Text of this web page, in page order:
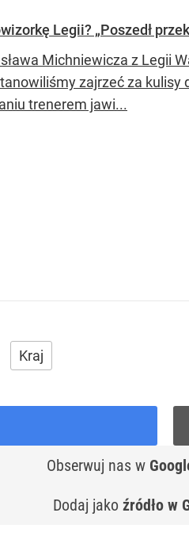
Legii? „Poszedł
Michniewicza z Legii
zajrzeć za kulisy
trenerem jawi...
Kraj
Obserwuj nas w
Dodaj jako źródło w